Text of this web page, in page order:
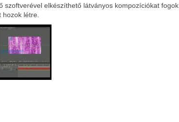
Google
szoftverével elkészíthető látványos kompozíciókat fogok
létre.